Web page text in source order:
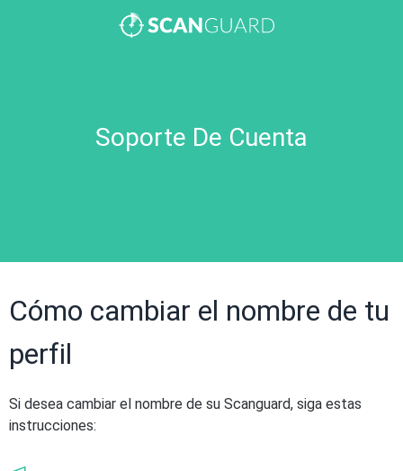
Soporte De Cuenta
Cómo cambiar el nombre de tu
perfil
Si desea cambiar el nombre de su Scanguard, siga estas
instrucciones: